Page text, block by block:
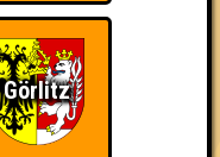
in einem Stechen
haben sie sich
es für diese auch
Görlitz